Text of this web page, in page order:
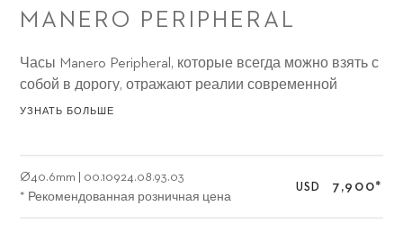
MANERO PERIPHERAL
Часы Manero Peripheral, которые всегда можно взять с
собой в дорогу, отражают реалии современной
жизни: естественные цвета напоминают о
свежим взглядом и зарядиться энергией для
решения задач завтрашнего дня.
УЗНАТЬ БОЛЬШЕ
Ø40.6mm
00.10924.08.93.03
* Рекомендованная розничная цена
USD 7,900*